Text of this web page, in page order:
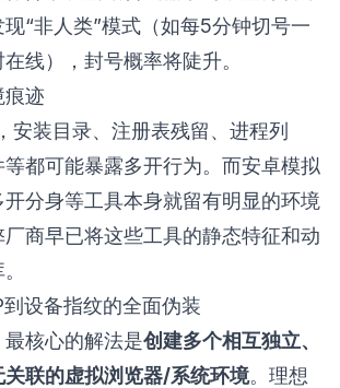
现“非人类”模式（如每5分钟切号一
线），封号概率将陡升。
痕迹
安装目录、注册表残留、进程列
都可能暴露多开行为。而安卓模拟
分身等工具本身就留有明显的环境
商早已将这些工具的静态特征和动
设备指纹的全面伪装
核心的解法是创建多个相互独立、
关联的虚拟浏览器/系统环境。理想